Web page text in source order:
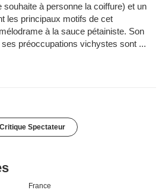
souhaite à personne la coiffure) et un
les principaux motifs de cet
à la sauce pétainiste. Son
préoccupations vichystes sont ...
Spectateur
France